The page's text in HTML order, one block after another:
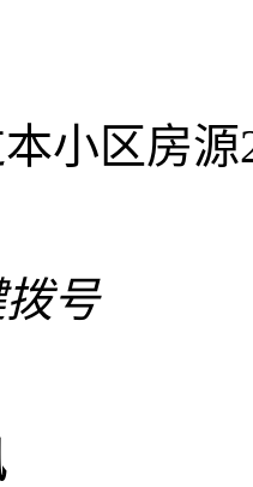
小区房
号